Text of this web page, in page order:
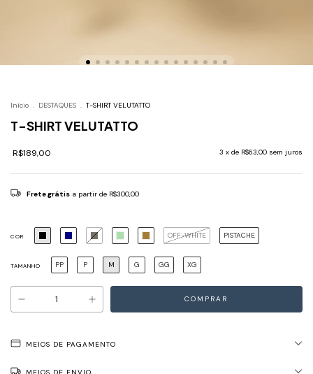
Início . DESTAQUES . T-SHIRT VELUTATTO
T-SHIRT VELUTATTO
R$189,00 3 x de R$63,00 sem juros
Frete grátis a partir de R$300,00
COR OFF-WHITE PISTACHE
TAMANHO PP P M G GG XG
MEIOS DE PAGAMENTO
MEIOS DE ENVIO